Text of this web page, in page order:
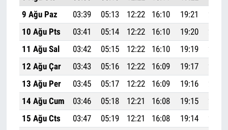
9 Ağu Paz
03:39 05:13 12:22 16:10 19:21
10 Ağu Pts
03:41 05:14 12:22 16:10 19:20
11 Ağu Sal
03:42 05:15 12:22 16:10 19:19
12 Ağu Çar
03:43 05:16 12:22 16:09 19:17
13 Ağu Per
03:45 05:17 12:22 16:09 19:16
14 Ağu Cum
03:46 05:18 12:21 16:08 19:15
15 Ağu Cts
03:47 05:19 12:21 16:08 19:14